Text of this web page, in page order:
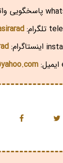
پاسخگویی
تلگرام:
اینستاگرام:
ایمیل: